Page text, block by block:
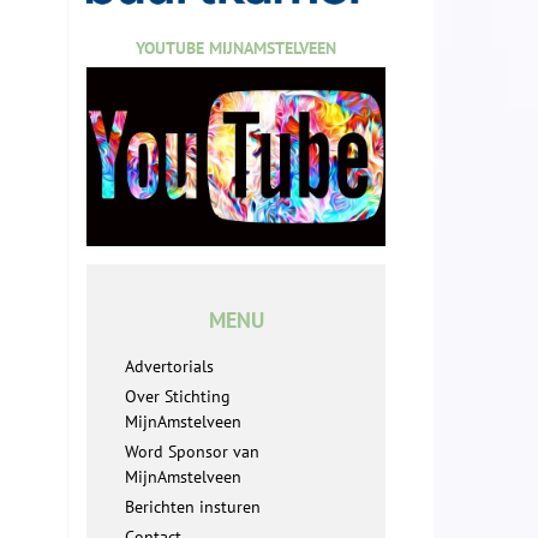
YOUTUBE MIJNAMSTELVEEN
MENU
Advertorials
Over Stichting
MijnAmstelveen
Word Sponsor van
MijnAmstelveen
Berichten insturen